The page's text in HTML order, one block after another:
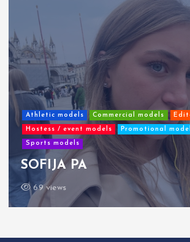
Athletic models Commercial models
Hostess / event models Promotional
Sports models
SOFIJA PA
69 views